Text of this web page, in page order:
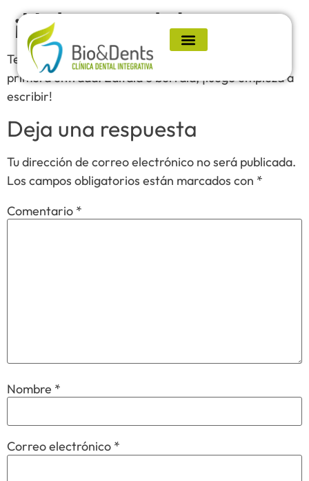
¡Hola, mundo!
Te damos la bienvenida a WordPress. Esta es tu
primera entrada. Edítala o bórrala, ¡luego empieza a
escribir!
Deja una respuesta
Tu dirección de correo electrónico no será publicada.
Los campos obligatorios están marcados con *
Comentario *
Nombre *
Correo electrónico *